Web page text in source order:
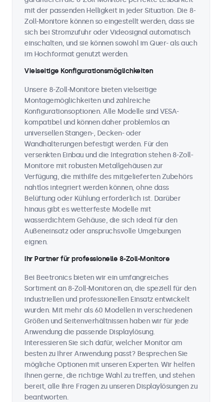
mit der passenden Helligkeit in jeder Situation. Die 8-
Zoll-Monitore können so eingestellt werden, dass sie
sich bei Stromzufuhr oder Videosignal automatisch
einschalten, und sie können sowohl im Quer- als auch
im Hochformat genutzt werden.
Vielseitige Konfigurationsmöglichkeiten
Unsere 8-Zoll-Monitore bieten vielseitige
Montagemöglichkeiten und zahlreiche
Konfigurationsoptionen. Alle Modelle sind VESA-
kompatibel und können daher problemlos an
universellen Stangen-, Decken- oder
Wandhalterungen befestigt werden. Für den
versenkten Einbau und die Integration stehen 8-Zoll-
Monitore mit robusten Metallgehäusen zur
Verfügung, die mithilfe des mitgelieferten Zubehörs
nahtlos integriert werden können, ohne dass
Belüftung oder Kühlung erforderlich ist. Darüber
hinaus gibt es wetterfeste Modelle mit
wasserdichtem Gehäuse, die sich ideal für den
Außeneinsatz oder anspruchsvolle Umgebungen
eignen.
Ihr Partner für professionelle 8-Zoll-Monitore
Bei Beetronics bieten wir ein umfangreiches
Sortiment an 8-Zoll-Monitoren an, die speziell für den
industriellen und professionellen Einsatz entwickelt
wurden. Mit mehr als 60 Modellen in verschiedenen
Größen und Seitenverhältnissen haben wir für jede
Anwendung die passende Displaylösung.
Interessieren Sie sich dafür, welcher Monitor am
besten zu Ihrer Anwendung passt? Besprechen Sie
mögliche Optionen mit unseren Experten. Wir helfen
Ihnen gerne, die richtige Wahl zu treffen, und stehen
bereit, alle Ihre Fragen zu unseren Displaylösungen zu
beantworten.